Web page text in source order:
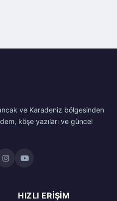
ve Karadeniz bölgesinden
köşe yazıları ve güncel
HIZLI ERIŞIM